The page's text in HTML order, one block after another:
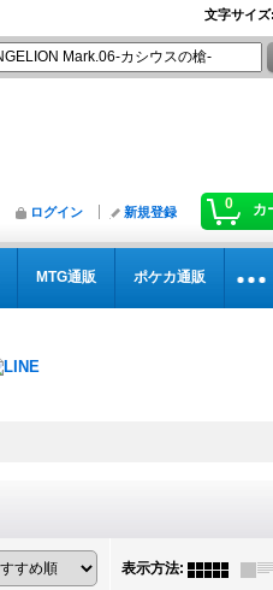
文字サイズ:
0 カ
ログイン 新規登録
MTG通販 ポケカ通販
表示方法: